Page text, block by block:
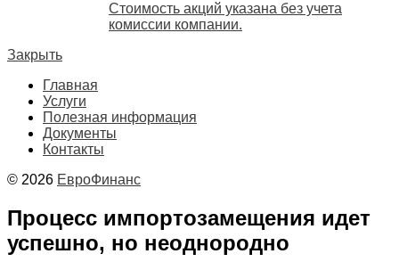
Стоимость акций указана без учета
комиссии компании.
Закрыть
Главная
Услуги
Полезная информация
Документы
Контакты
© 2026 ЕвроФинанс
Процесс импортозамещения идет
успешно, но неоднородно